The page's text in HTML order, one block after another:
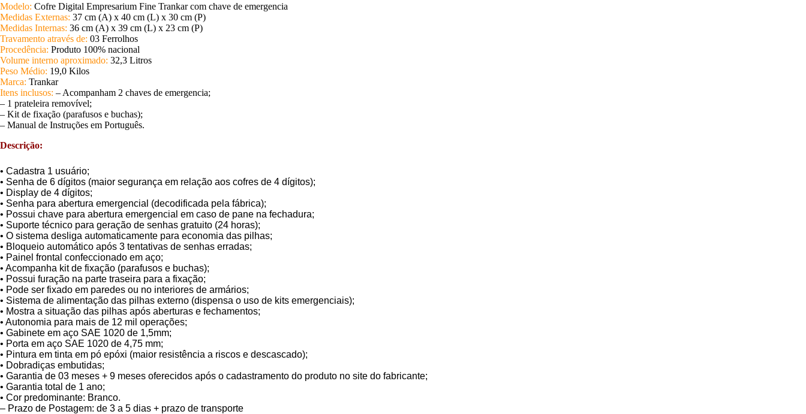
Modelo: Cofre Digital Empresarium Fine Trankar com chave de emergencia
Medidas Externas: 37 cm (A) x 40 cm (L) x 30 cm (P)
Medidas Internas: 36 cm (A) x 39 cm (L) x 23 cm (P)
Travamento através de: 03 Ferrolhos
Procedência: Produto 100% nacional
Volume interno aproximado: 32,3 Litros
Peso Médio: 19,0 Kilos
Marca: Trankar
Itens inclusos: – Acompanham 2 chaves de emergencia;
– 1 prateleira removível;
– Kit de fixação (parafusos e buchas);
– Manual de Instruções em Português.
Descrição:
• Cadastra 1 usuário;
• Senha de 6 dígitos (maior segurança em relação aos cofres de 4 dígitos);
• Display de 4 dígitos;
• Senha para abertura emergencial (decodificada pela fábrica);
• Possui chave para abertura emergencial em caso de pane na fechadura;
• Suporte técnico para geração de senhas gratuito (24 horas);
• O sistema desliga automaticamente para economia das pilhas;
• Bloqueio automático após 3 tentativas de senhas erradas;
• Painel frontal confeccionado em aço;
• Acompanha kit de fixação (parafusos e buchas);
• Possui furação na parte traseira para a fixação;
• Pode ser fixado em paredes ou no interiores de armários;
• Sistema de alimentação das pilhas externo (dispensa o uso de kits emergenciais);
• Mostra a situação das pilhas após aberturas e fechamentos;
• Autonomia para mais de 12 mil operações;
• Gabinete em aço SAE 1020 de 1,5mm;
• Porta em aço SAE 1020 de 4,75 mm;
• Pintura em tinta em pó epóxi (maior resistência a riscos e descascado);
• Dobradiças embutidas;
• Garantia de 03 meses + 9 meses oferecidos após o cadastramento do produto no site do fabricante;
• Garantia total de 1 ano;
• Cor predominante: Branco.
– Prazo de Postagem: de 3 a 5 dias + prazo de transporte